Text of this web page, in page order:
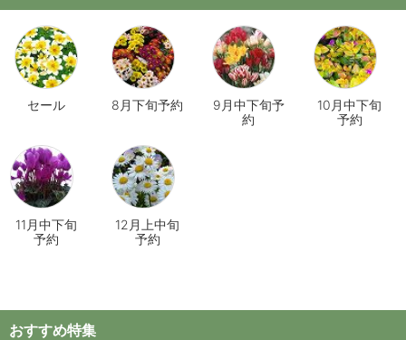
セール 8月下旬予約
9月中下旬予
約
10月中下旬
予約
11月中下旬
予約
12月上中旬
予約
おすすめ特集